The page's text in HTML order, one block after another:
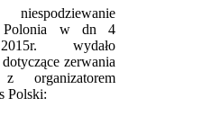
niespodziewanie
Polonia w dn 4
wydało
zerwania
z organizatorem
Polski: